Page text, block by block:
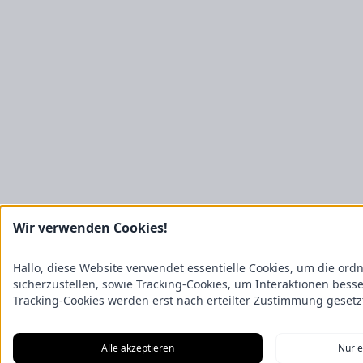
Wir verwenden Cookies!
Hallo, diese Website verwendet essentielle Cookies, um die
sicherzustellen, sowie Tracking-Cookies, um Interaktionen
Tracking-Cookies werden erst nach erteilter Zustimmung
Alle akzeptieren Nur